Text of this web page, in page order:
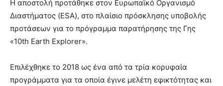
Η αποστολή προτάθηκε στον Ευρωπαϊκό Οργανισμό
Διαστήματος (ESA), στο πλαίσιο πρόσκλησης υποβολής
προτάσεων για το πρόγραμμα παρατήρησης της Γης
«10th Earth Explorer».
Επιλέχθηκε το 2018 ως ένα από τα τρία κορυφαία
προγράμματα για τα οποία έγινε μελέτη εφικτότητας και